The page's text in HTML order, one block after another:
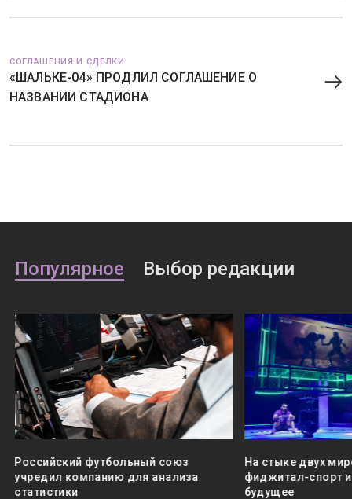
СОГЛАШЕНИЯ И СДЕЛКИ
«ШАЛЬКЕ-04» ПРОДЛИЛ СОГЛАШЕНИЕ О
НАЗВАНИИ СТАДИОНА
Популярное Выбор редакции
Российский футбольный союз
учредил компанию для анализа
статистики
На стыке двух
фиджитал-спорт
будущее